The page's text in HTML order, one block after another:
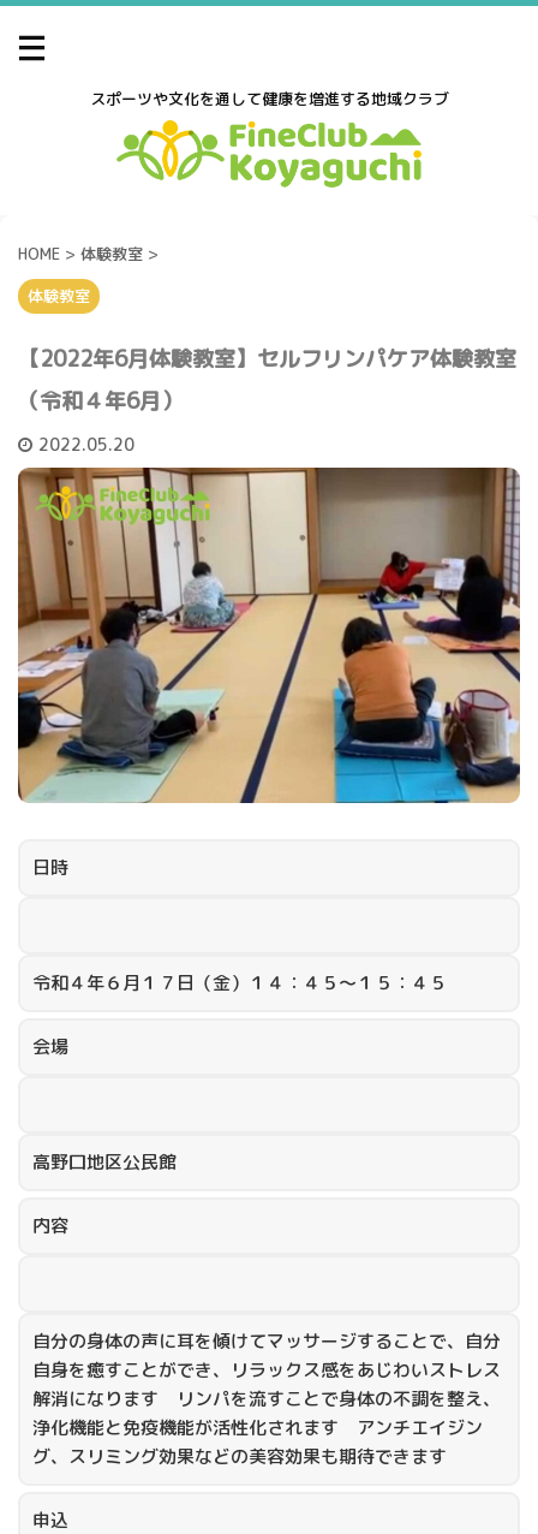
スポーツや文化を通して健康を増進する地域クラブ
HOME > 体験教室 >
体験教室
【2022年6月体験教室】セルフリンパケア体験教室
（令和４年6月）
2022.05.20
日時
令和４年６月１７日（金）１４：４５～１５：４５
会場
高野口地区公民館
内容
自分の身体の声に耳を傾けてマッサージすることで、自分
自身を癒すことができ、リラックス感をあじわいストレス
解消になります リンパを流すことで身体の不調を整え、
浄化機能と免疫機能が活性化されます アンチエイジン
グ、スリミング効果などの美容効果も期待できます
申込